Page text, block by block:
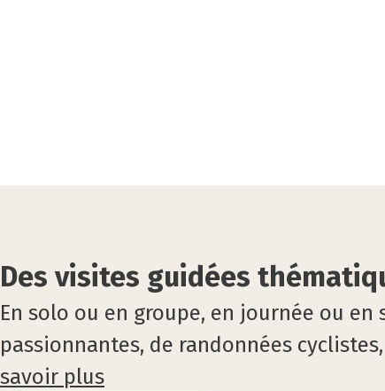
Des visites guidées
En solo ou en groupe, en journée ou
passionnantes, de randonnées
savoir plus